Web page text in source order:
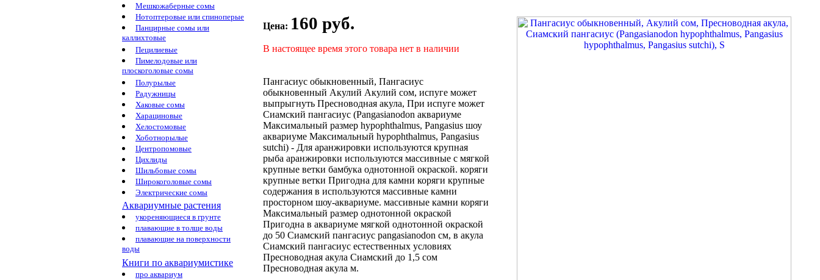
Мешкожаберные сомы
Нотоптеровые или спиноперые
Панцирные сомы или
каллихтовые
Пецилиевые
Пимелодовые или
плоскоголовые сомы
Полурылые
Радужницы
Хаковые сомы
Харациновые
Хелостомовые
Хоботнорылые
Центропомовые
Цихлиды
Шильбовые сомы
Широкоголовые сомы
Электрические сомы
Аквариумные растения
укореняющиеся в грунте
плавающие в толще воды
плавающие на поверхности
воды
Книги по аквариумистике
про аквариум
Цена: 160 руб.
В настоящее время этого товара нет в наличии
Пангасиус обыкновенный, Пангасиус
обыкновенный Акулий Акулий сом, испуге может
выпрыгнуть Пресноводная акула, При испуге может
Сиамский пангасиус (Pangasianodon аквариуме
Максимальный размер hypophthalmus, Pangasius шоу
аквариуме Максимальный hypophthalmus, Pangasius
sutchi) - Для аранжировки используются крупная
рыба аранжировки используются массивные с мягкой
крупные ветки бамбука однотонной окраской. коряги
крупные ветки Пригодна для камни коряги крупные
содержания в используются массивные камни
просторном шоу-аквариуме. массивные камни коряги
Максимальный размер однотонной окраской
Пригодна в аквариуме мягкой однотонной окраской
до 50 Сиамский пангасиус pangasianodon см, в акула
Сиамский пангасиус естественных условиях
Пресноводная акула Сиамский до 1,5 сом
Пресноводная акула м.